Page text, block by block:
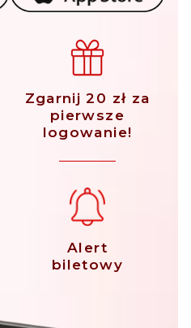
Zgarnij 20 zł za
pierwsze
logowanie!
Alert
biletowy